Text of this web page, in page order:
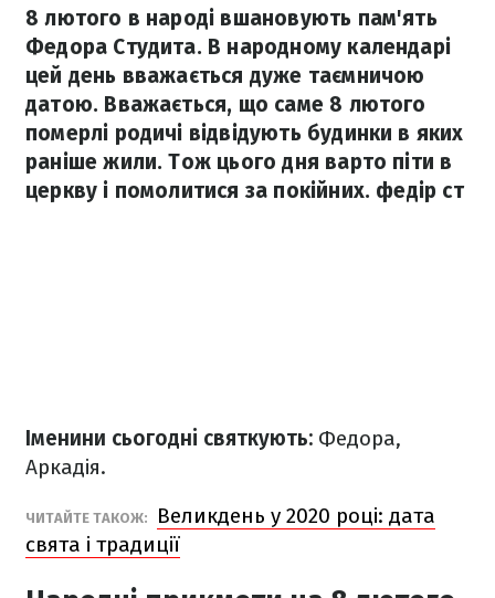
8 лютого в народі вшановують пам'ять
Федора Студита. В народному календарі
цей день вважається дуже таємничою
датою. Вважається, що саме 8 лютого
померлі родичі відвідують будинки в яких
раніше жили. Тож цього дня варто піти в
церкву і помолитися за покійних. федір ст
Іменини сьогодні святкують: Федора,
Аркадія.
ЧИТАЙТЕ ТАКОЖ:
Великдень у 2020 році: дата
свята і традиції